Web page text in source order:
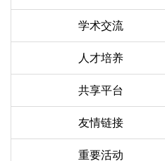
学术交流
人才培养
共享平台
友情链接
重要活动